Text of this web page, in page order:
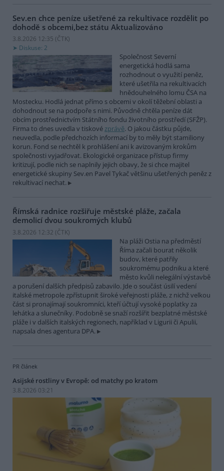
Sev.en chce peníze ušetřené za rekultivace rozdělit po
dohodě s obcemi,bez státu Aktualizováno
3.8.2026 12:35 (ČTK)
Diskuse: 2
Společnost Severní
energetická hodlá sama
rozhodnout o využití peněz,
které ušetřila na rekultivacích
hnědouhelného lomu ČSA na
Mostecku. Hodlá jednat přímo s obcemi v okolí těžební oblasti a
dohodnout se na podpoře s nimi. Původně chtěla peníze dát
obcím prostřednictvím Státního fondu životního prostředí (SFŽP).
Firma to dnes uvedla v tiskovézprávě. O jakou částku půjde,
neuvedla, podle předchozích informací by to měly být stamiliony
korun. Fond se nechtěl k prohlášení ani k avizovaným krokům
společnosti vyjadřovat. Ekologické organizace přístup firmy
kritizují, podle nich se naplnily jejich obavy, že si chce majitel
energetické skupiny Sev.en Pavel Tykač většinu ušetřených peněz z
rekultivací nechat.
Římská radnice rozšiřuje městské pláže, začala
demolicí dvou soukromých klubů
3.8.2026 12:32 (ČTK)
Na pláži Ostia na předměstí
Říma začali bourat několik
budov, které patřily
soukromému podniku a které
město kvůli nelegální výstavbě
a porušení dalších předpisů zabavilo. Jde o součást úsilí vedení
italské metropole zpřístupnit široké veřejnosti pláže, z nichž velkou
část si pronajímají soukromníci, kteří účtují vysoké poplatky za
lehátka a slunečníky. Podobně se snaží rozšířit bezplatné městské
pláže i v dalších italských regionech, například v Ligurii či Apulii,
napsala dnes agentura DPA.
PR článek
Asijské rostliny v Evropě: od matchy po kratom
3.8.2026 03:21